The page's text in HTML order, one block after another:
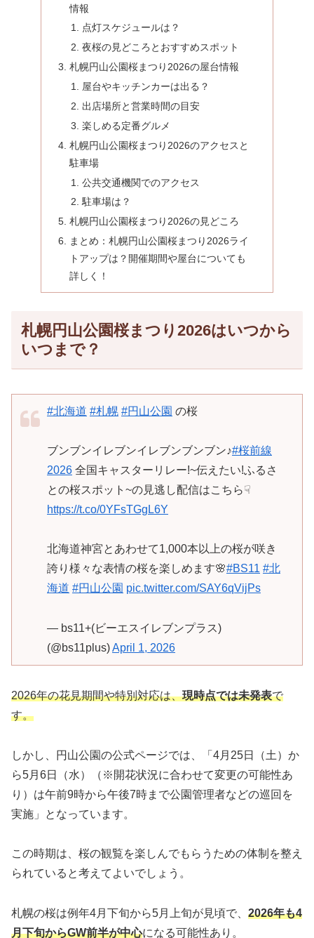
情報
点灯スケジュールは？
夜桜の見どころとおすすめスポット
札幌円山公園桜まつり2026の屋台情報
屋台やキッチンカーは出る？
出店場所と営業時間の目安
楽しめる定番グルメ
札幌円山公園桜まつり2026のアクセスと
駐車場
公共交通機関でのアクセス
駐車場は？
札幌円山公園桜まつり2026の見どころ
まとめ：札幌円山公園桜まつり2026ライ
トアップは？開催期間や屋台についても
詳しく！
札幌円山公園桜まつり2026はいつから
いつまで？
#北海道 #札幌 #円山公園 の桜
ブンブンイレブンイレブンブンブン♪#桜前線
2026 全国キャスターリレー!~伝えたい!ふるさ
との桜スポット~の見逃し配信はこちら☟
https://t.co/0YFsTGgL6Y
北海道神宮とあわせて1,000本以上の桜が咲き
誇り様々な表情の桜を楽しめます🌸#BS11 #北
海道 #円山公園 pic.twitter.com/SAY6qVijPs
— bs11+(ビーエスイレブンプラス)
(@bs11plus)April 1, 2026
2026年の花見期間や特別対応は、現時点では未発表で
す。
しかし、円山公園の公式ページでは、「4月25日（土）か
ら5月6日（水）（※開花状況に合わせて変更の可能性あ
り）は午前9時から午後7時まで公園管理者などの巡回を
実施」となっています。
この時期は、桜の観覧を楽しんでもらうための体制を整え
られていると考えてよいでしょう。
札幌の桜は例年4月下旬から5月上旬が見頃で、 2026年も4
月下旬からGW前半が中心になる可能性あり。